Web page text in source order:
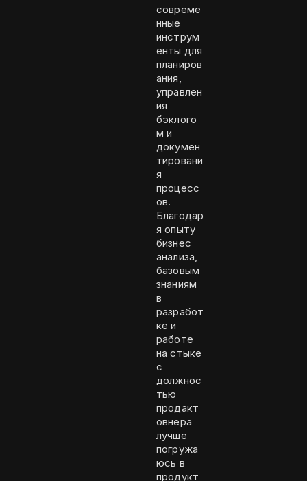
совреме
нные
инструм
енты для
планиров
ания,
управлен
ия
бэклого
м и
докумен
тировани
я
процесс
ов.
Благодар
я опыту
бизнес
анализа,
базовым
знаниям
в
разработ
ке и
работе
на стыке
с
должнос
тью
продакт
овнера
лучше
погружа
юсь в
продукт